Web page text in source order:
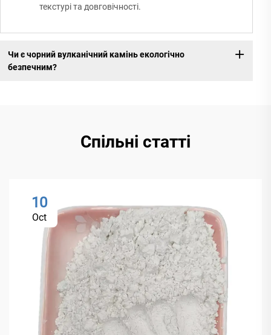
текстурі та довговічності.
Чи є чорний вулканічний камінь екологічно
безпечним?
Спільні статті
10
Oct